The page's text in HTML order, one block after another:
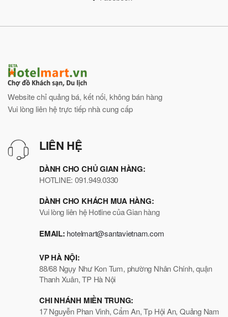
Website chỉ quảng bá, kết nối, không bán hàng
Vui lòng liên hệ trực tiếp nhà cung cấp
LIÊN HỆ
DÀNH CHO CHỦ GIAN HÀNG:
HOTLINE: 091.949.0330
DÀNH CHO KHÁCH MUA HÀNG:
Vui lòng liên hệ Hotline của Gian hàng
EMAIL: hotelmart@santavietnam.com
VP HÀ NỘI:
88/68 Ngụy Như Kon Tum, phường Nhân Chính, quận
Thanh Xuân, TP Hà Nội
CHI NHÁNH MIỀN TRUNG:
17 Nguyễn Phan Vinh, Cẩm An, Tp Hội An, Quảng Nam